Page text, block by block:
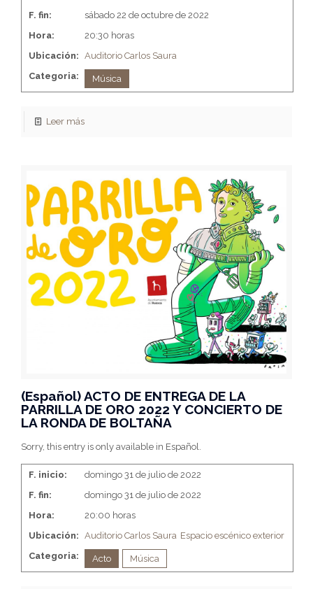
F. fin:
sábado 22 de octubre de 2022
Hora:
20:30 horas
Ubicación: Auditorio Carlos Saura
Categoria:
Música
Leer más
(Español) ACTO DE ENTREGA DE LA
PARRILLA DE ORO 2022 Y CONCIERTO DE
LA RONDA DE BOLTAÑA
Sorry, this entry is only available in Español.
F. inicio:
domingo 31 de julio de 2022
F. fin:
domingo 31 de julio de 2022
Hora:
20:00 horas
Ubicación: Auditorio Carlos Saura Espacio escénico exterior
Categoria:
Acto Música